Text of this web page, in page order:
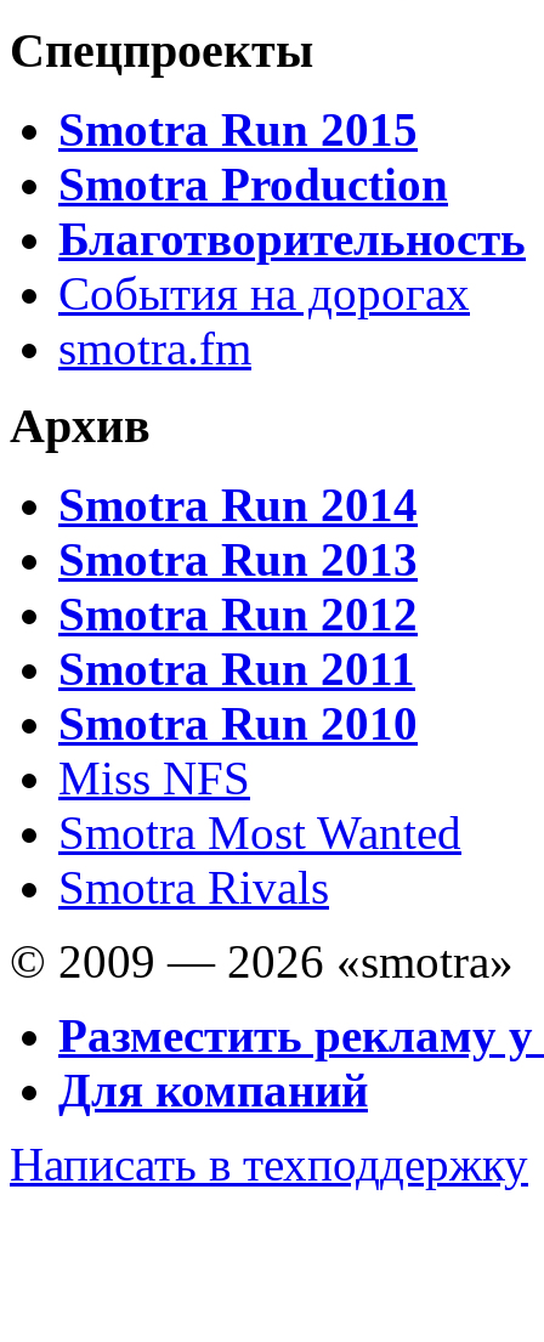
Спецпроекты
Smotra Run 2015
Smotra Production
Благотворительность
События на дорогах
smotra.fm
Архив
Smotra Run 2014
Smotra Run 2013
Smotra Run 2012
Smotra Run 2011
Smotra Run 2010
Miss NFS
Smotra Most Wanted
Smotra Rivals
© 2009 — 2026 «smotra»
Разместить рекламу у
Для компаний
Написать в техподдержку